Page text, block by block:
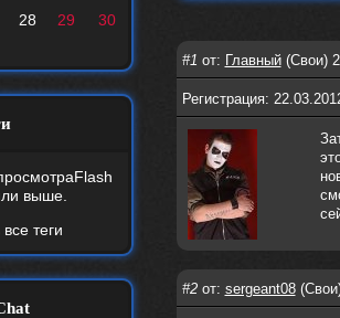
28 29
30
Flash
выше.
теги
#1 от: Главный(Свои)
Регистрация:
#2от: sergeant08